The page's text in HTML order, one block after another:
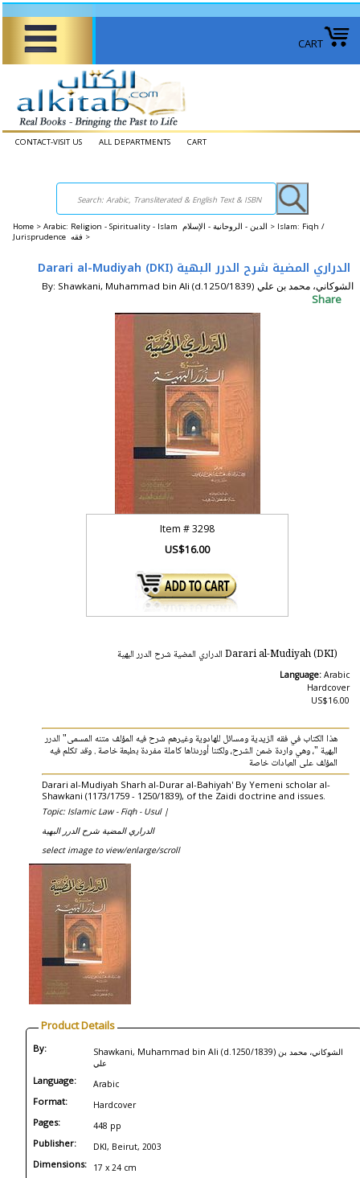
CART
CONTACT-VISIT US ALL DEPARTMENTS CART
Home > Arabic: Religion - Spirituality - Islam الدين - الروحانية - الإسلام > Islam: Fiqh /
Jurisprudence فقه >
Darari al-Mudiyah (DKI) الدراري المضية شرح الدرر البهية
By: Shawkani, Muhammad bin Ali (d.1250/1839) الشوكاني، محمد بن علي
Share
Item #3298
US$16.00
Darari al-Mudiyah (DKI) الدراري المضية شرح الدرر البهية
Language: Arabic
Hardcover
US$16.00
هذا الكتاب في فقه الزيدية ومسائل للهادوية وغيرهم شرح فيه المؤلف متنه المسمى" الدرر
البهية "، وهي واردة ضمن الشرح، ولكننا أوردناها كاملة مفردة بطبعة خاصة . وقد تكلم فيه
المؤلف على العبادات خاصة
Darari al-Mudiyah Sharh al-Durar al-Bahiyah' By Yemeni scholar al-
Shawkani (1173/1759 - 1250/1839), of the Zaidi doctrine and issues.
Topic: Islamic Law - Fiqh - Usul |
الدراري المضية شرح الدرر البهية
select image to view/enlarge/scroll
Product Details
By:
Shawkani, Muhammad bin Ali (d.1250/1839) الشوكاني، محمد بن
علي
Language: Arabic
Format: Hardcover
Pages: 448 pp
Publisher: DKI, Beirut, 2003
Dimensions: 17 x 24 cm